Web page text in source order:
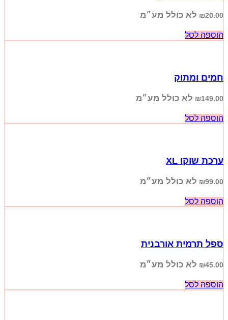
₪20.00 לא כולל מע״מ
הוספה לסל
חמים ומתוק
₪149.00 לא כולל מע״מ
הוספה לסל
ערכת שוקו XL
₪99.00 לא כולל מע״מ
הוספה לסל
ספל תרמית אורבנית
₪45.00 לא כולל מע״מ
הוספה לסל